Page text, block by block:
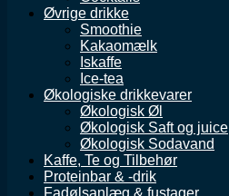
Øvrige drikke
Smoothie
Kakaomælk
Iskaffe
Ice-tea
Økologiske drikkevarer
Økologisk Øl
Økologisk Saft og juice
Økologisk Sodavand
Kaffe, Te og Tilbehør
Proteinbar & -drik
Fadølsanlæg & fustager